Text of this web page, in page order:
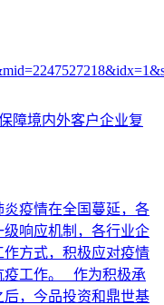
障境内外客户企业复
炎疫情在全国蔓延，各
响应机制，各行业企
方式，积极应对疫情
疫工作。 作为积极承
，今品投资和鼎世基